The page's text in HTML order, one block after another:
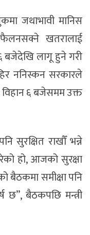
जथाभावी मानिस
खतरालाई
बजेदेखि लागू हुने गरी
ननिस्कन सरकारले
६ बजेसमम उक्त
सुरक्षित राखौँ भन्ने
हो, आजको सुरक्षा
बैठकमा समीक्षा पनि
छ”, बैठकपछि मन्त्री